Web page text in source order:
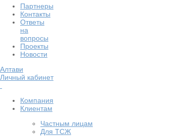
Партнеры
Контакты
Ответы
на
вопросы
Проекты
Новости
Алтави
Личный кабинет
Компания
Клиентам
Частным лицам
Для ТСЖ